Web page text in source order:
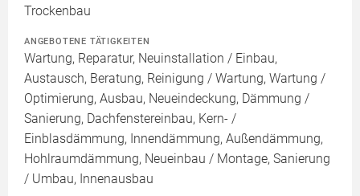
Trockenbau
ANGEBOTENE TÄTIGKEITEN
Wartung, Reparatur, Neuinstallation / Einbau,
Austausch, Beratung, Reinigung / Wartung, Wartung /
Optimierung, Ausbau, Neueindeckung, Dämmung /
Sanierung, Dachfenstereinbau, Kern- /
Einblasdämmung, Innendämmung, Außendämmung,
Hohlraumdämmung, Neueinbau / Montage, Sanierung
/ Umbau, Innenausbau